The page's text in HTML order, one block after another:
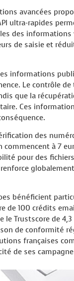
avancées
ultra-rapides
des
de saisie et
informations
Le contrôle
que la
Ces
des
à 7
pour des
bénéficient
de 100 crédits
Trustscore de
de conformité
françaises
de ses